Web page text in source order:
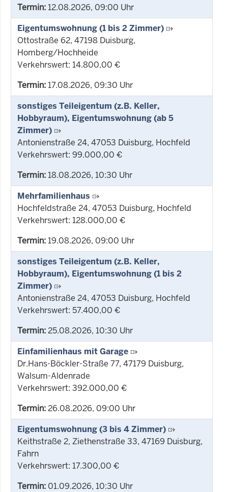
Termin:12.08.2026, 09:00 Uhr
Eigentumswohnung (1 bis 2 Zimmer)
Ottostraße 62, 47198 Duisburg,
Homberg/Hochheide
Verkehrswert: 14.800,00 €
Termin:17.08.2026, 09:30 Uhr
sonstiges Teileigentum (z.B. Keller,
Hobbyraum), Eigentumswohnung (ab 5
Zimmer)
Antonienstraße 24, 47053 Duisburg, Hochfeld
Verkehrswert: 99.000,00 €
Termin:18.08.2026, 10:30 Uhr
Mehrfamilienhaus
Hochfeldstraße 24, 47053 Duisburg, Hochfeld
Verkehrswert: 128.000,00 €
Termin:19.08.2026, 09:00 Uhr
sonstiges Teileigentum (z.B. Keller,
Hobbyraum), Eigentumswohnung (1 bis 2
Zimmer)
Antonienstraße 24, 47053 Duisburg, Hochfeld
Verkehrswert: 57.400,00 €
Termin:25.08.2026, 10:30 Uhr
Einfamilienhaus mit Garage
Dr.Hans-Böckler-Straße 77, 47179 Duisburg,
Walsum-Aldenrade
Verkehrswert: 392.000,00 €
Termin:26.08.2026, 09:00 Uhr
Eigentumswohnung (3 bis 4 Zimmer)
Keithstraße 2, Ziethenstraße 33, 47169 Duisburg,
Fahrn
Verkehrswert: 17.300,00 €
Termin:01.09.2026, 10:30 Uhr